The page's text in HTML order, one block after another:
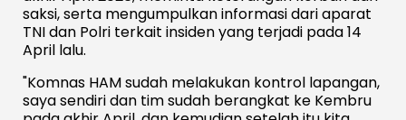
saksi, serta mengumpulkan informasi dari aparat
TNI dan Polri terkait insiden yang terjadi pada 14
April lalu.
"Komnas HAM sudah melakukan kontrol lapangan,
saya sendiri dan tim sudah berangkat ke Kembru